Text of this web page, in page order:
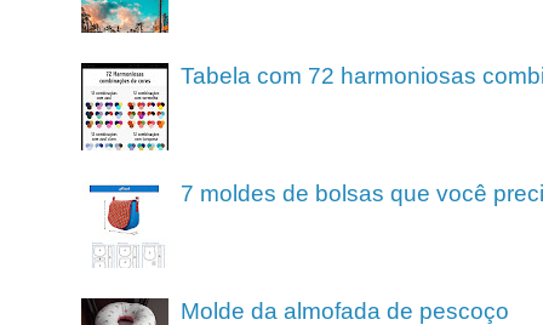
Tabela com 72 harmoniosas
7 moldes de bolsas que você
Molde da almofada de pescoço